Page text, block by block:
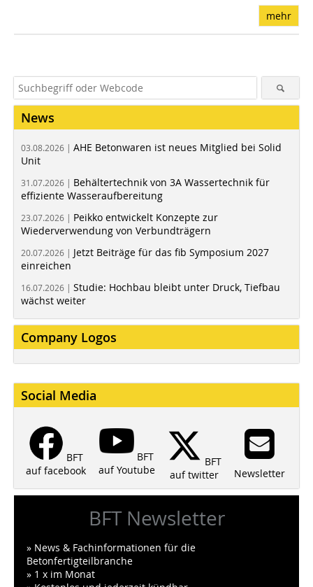
mehr
News
03.08.2026 | AHE Betonwaren ist neues Mitglied bei Solid
Unit
31.07.2026 | Behältertechnik von 3A Wassertechnik für
effiziente Wasseraufbereitung
23.07.2026 | Peikko entwickelt Konzepte zur
Wiederverwendung von Verbundträgern
20.07.2026 | Jetzt Beiträge für das fib Symposium 2027
einreichen
16.07.2026 | Studie: Hochbau bleibt unter Druck, Tiefbau
wächst weiter
Company Logos
Social Media
BFT
auf facebook
BFT
auf Youtube
BFT
auf twitter
Newsletter
BFT Newsletter
» News & Fachinformationen für die
Betonfertigteilbranche
» 1 x im Monat